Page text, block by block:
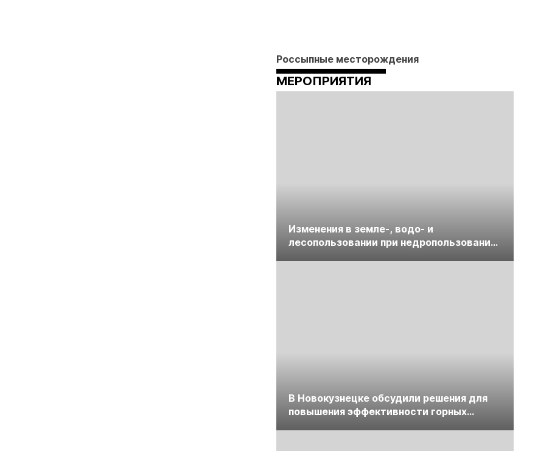
Россыпные месторождения
МЕРОПРИЯТИЯ
Изменения в земле-, водо- и
лесопользовании при недропользовании
В Новокузнецке обсудили решения для
повышения эффективности горных